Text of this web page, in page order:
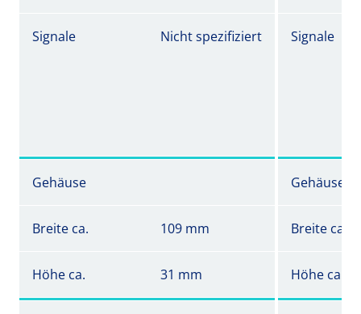
Signale Nicht spezifiziert Signale
Gehäuse Gehäuse
Breite ca. 109 mm Breite ca.
Höhe ca. 31 mm Höhe ca.